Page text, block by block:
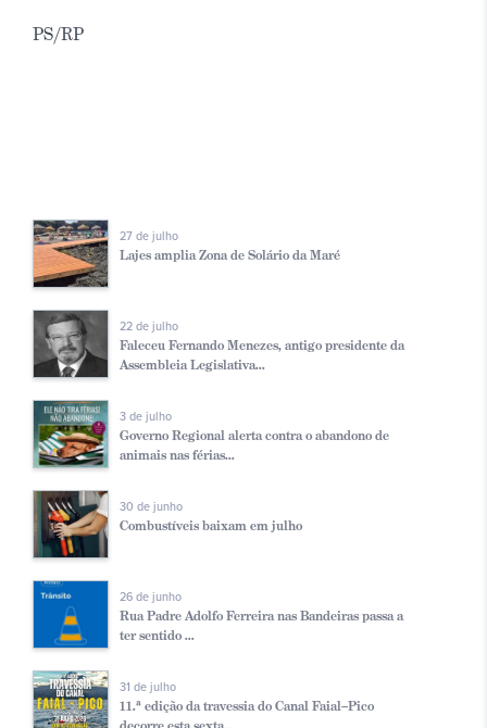
PS/RP
27 de julho
Lajes amplia Zona de Solário da Maré
22 de julho
Faleceu Fernando Menezes, antigo presidente da
Assembleia Legislativa...
3 de julho
Governo Regional alerta contra o abandono de
animais nas férias...
30 de junho
Combustíveis baixam em julho
26 de junho
Rua Padre Adolfo Ferreira nas Bandeiras passa a
ter sentido ...
31 de julho
11.ª edição da travessia do Canal Faial–Pico